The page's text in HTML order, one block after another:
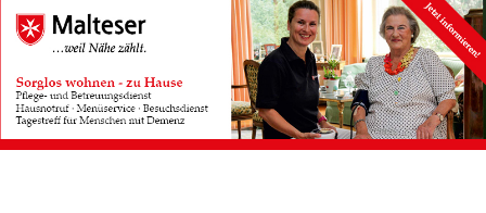
Eßlinger
Zeitung